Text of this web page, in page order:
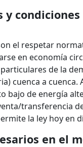
y
el respetar
en economía
de la
cuenca a cuenca.
bajo de energía
transferencia
la ley hoy en
en el